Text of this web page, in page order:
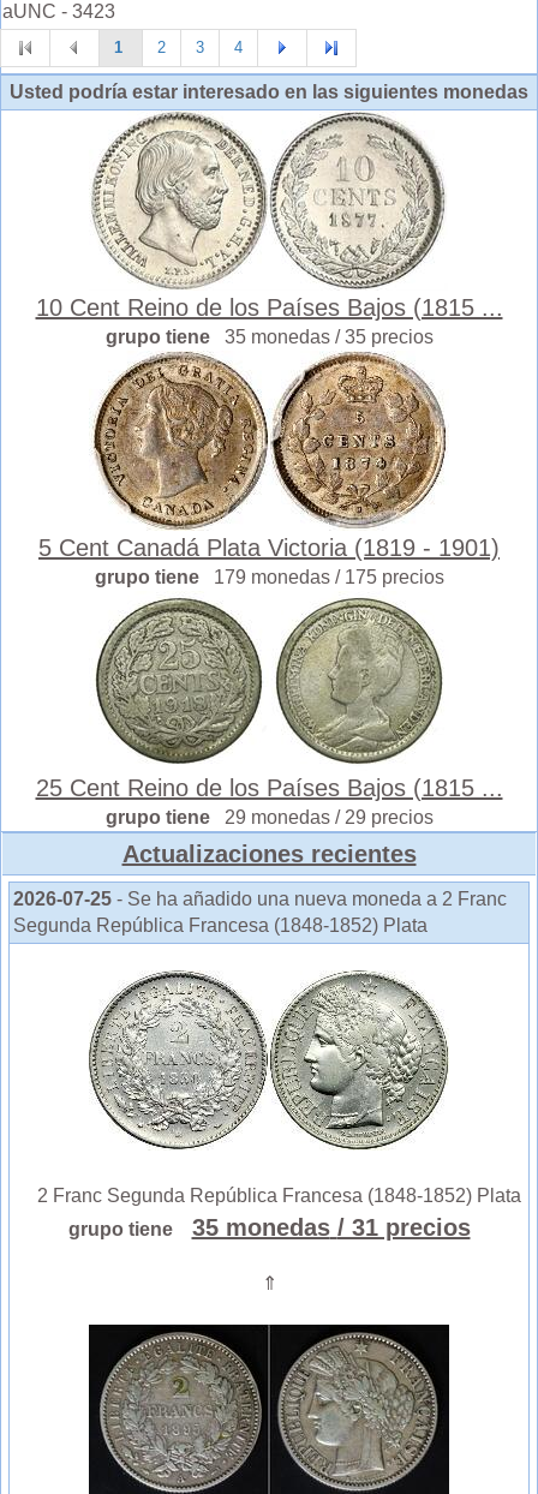
aUNC - 3423
1 2 3 4
Usted podría estar interesado en las siguientes monedas
10 Cent Reino de los Países Bajos (1815 ...
grupo tiene 35 monedas / 35 precios
5 Cent Canadá Plata Victoria (1819 - 1901)
grupo tiene 179 monedas / 175 precios
25 Cent Reino de los Países Bajos (1815 ...
grupo tiene 29 monedas / 29 precios
Actualizaciones recientes
2026-07-25 - Se ha añadido una nueva moneda a 2 Franc
Segunda República Francesa (1848-1852) Plata
2 Franc Segunda República Francesa (1848-1852) Plata
grupo tiene
35 monedas / 31 precios
⇑